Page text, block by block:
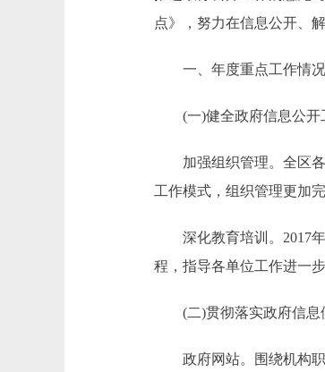
点》，努力在信息公开、
一、年度重点工作情况
(一)健全政府信息公开
加强组织管理。全区各
工作模式，组织管理更加完
深化教育培训。2017年
程，指导各单位工作进一
(二)贯彻落实政府信息
政府网站。围绕机构职